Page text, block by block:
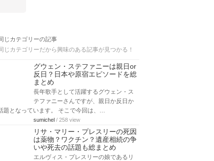
じカテゴリーの記事
じカテゴリーだから興味のある記事が見つかる！
グウェン・ステファニーは親日or
反日？日本や原宿エピソードを総
まとめ
長年歌手として活躍するグウェン・ス
テファニーさんですが、親日か反日か
題となっています。 そこで今回は、…
sumichel / 258 view
リサ・マリー・プレスリーの死因
は薬物？ワクチン？遺産相続の争
いや死去の話題も総まとめ
エルヴィス・プレスリーの娘であるリ